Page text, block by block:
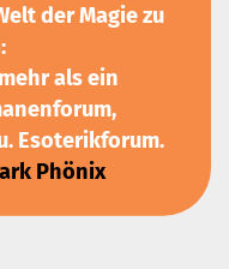
der Magie zu
als ein
Esoterikforum.
Phönix